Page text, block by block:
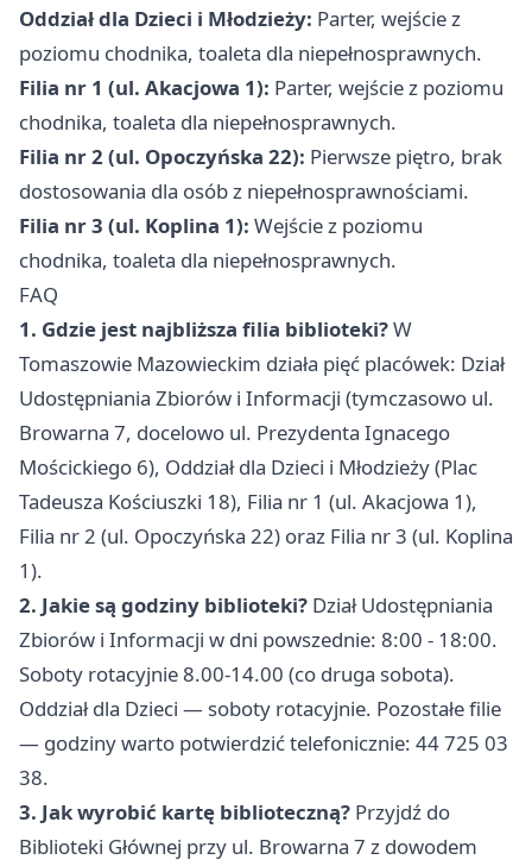
Oddział dla Dzieci i Młodzieży: Parter, wejście z
poziomu chodnika, toaleta dla niepełnosprawnych.
Filia nr 1 (ul. Akacjowa 1): Parter, wejście z poziomu
chodnika, toaleta dla niepełnosprawnych.
Filia nr 2 (ul. Opoczyńska 22): Pierwsze piętro, brak
dostosowania dla osób z niepełnosprawnościami.
Filia nr 3 (ul. Koplina 1): Wejście z poziomu
chodnika, toaleta dla niepełnosprawnych.
FAQ
1. Gdzie jest najbliższa filia biblioteki?W
Tomaszowie Mazowieckim działa pięć placówek: Dział
Udostępniania Zbiorów i Informacji (tymczasowo ul.
Browarna 7, docelowo ul. Prezydenta Ignacego
Mościckiego 6), Oddział dla Dzieci i Młodzieży (Plac
Tadeusza Kościuszki 18), Filia nr 1 (ul. Akacjowa 1),
Filia nr 2 (ul. Opoczyńska 22) oraz Filia nr 3 (ul. Koplina
1).
2. Jakie są godziny biblioteki? Dział Udostępniania
Zbiorów i Informacji w dni powszednie: 8:00 - 18:00.
Soboty rotacyjnie 8.00-14.00 (co druga sobota).
Oddział dla Dzieci — soboty rotacyjnie. Pozostałe filie
— godziny warto potwierdzić telefonicznie: 44 725 03
38.
3. Jak wyrobić kartę biblioteczną? Przyjdź do
Biblioteki Głównej przy ul. Browarna 7 z dowodem